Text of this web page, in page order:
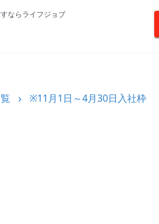
ならライフジョブ
※11月1日～4月30日入社枠